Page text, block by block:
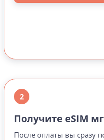
2
Получите eSIM
После оплаты вы сразу